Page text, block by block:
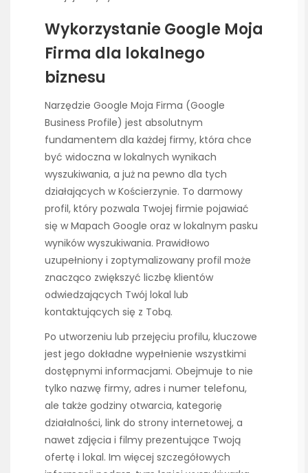
Wykorzystanie Google Moja
Firma dla lokalnego
biznesu
Narzędzie Google Moja Firma (Google
Business Profile) jest absolutnym
fundamentem dla każdej firmy, która chce
być widoczna w lokalnych wynikach
wyszukiwania, a już na pewno dla tych
działających w Kościerzynie. To darmowy
profil, który pozwala Twojej firmie pojawiać
się w Mapach Google oraz w lokalnym pasku
wyników wyszukiwania. Prawidłowo
uzupełniony i zoptymalizowany profil może
znacząco zwiększyć liczbę klientów
odwiedzających Twój lokal lub
kontaktujących się z Tobą.
Po utworzeniu lub przejęciu profilu, kluczowe
jest jego dokładne wypełnienie wszystkimi
dostępnymi informacjami. Obejmuje to nie
tylko nazwę firmy, adres i numer telefonu,
ale także godziny otwarcia, kategorię
działalności, link do strony internetowej, a
nawet zdjęcia i filmy prezentujące Twoją
ofertę i lokal. Im więcej szczegółowych